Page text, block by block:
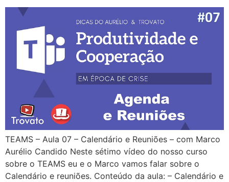
TEAMS – Aula 07 – Calendário e Reuniões – com Marco
Aurélio Candido Neste sétimo vídeo do nosso curso
sobre o TEAMS eu e o Marco vamos falar sobre o
Calendário e reuniões. Conteúdo da aula: – Calendário e